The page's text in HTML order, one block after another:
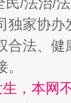
生
独家协
合法、
，本网